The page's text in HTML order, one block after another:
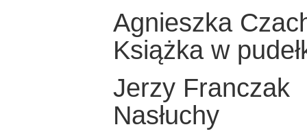
Agnieszka
Książka w
Jerzy Franczak
Nasłuchy